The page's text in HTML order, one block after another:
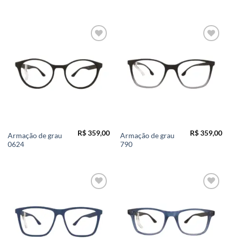
Armação de grau
0624
R$359,00
Armação de grau
790
R$359,00